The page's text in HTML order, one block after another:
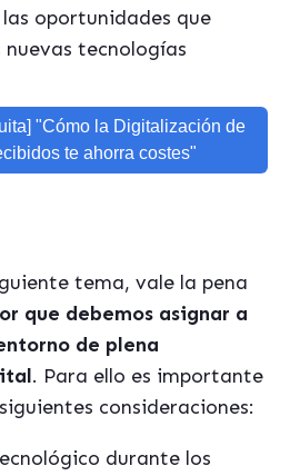
oportunidades que
tecnologías
"Cómo la Digitalización de
te ahorra costes"
tema, vale la pena
que debemos asignar a
de plena
. Para ello es importante
consideraciones:
durante los